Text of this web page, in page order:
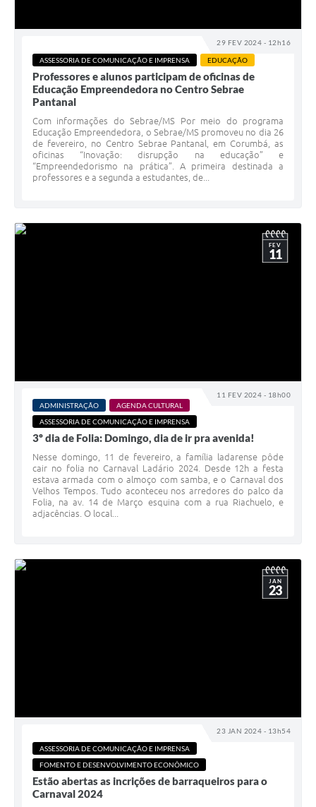
29 FEV 2024 - 12h16
ASSESSORIA DE COMUNICAÇÃO E IMPRENSA EDUCAÇÃO
Professores e alunos participam de oficinas de
Educação Empreendedora no Centro Sebrae
Pantanal
Com informações do Sebrae/MS Por meio do programa
Educação Empreendedora, o Sebrae/MS promoveu no dia 26
de fevereiro, no Centro Sebrae Pantanal, em Corumbá, as
oficinas “Inovação: disrupção na educação” e
“Empreendedorismo na prática”. A primeira destinada a
professores e a segunda a estudantes, de...
11 FEV 2024 - 18h00
FEV
11
ADMINISTRAÇÃO
AGENDA CULTURAL
ASSESSORIA DE COMUNICAÇÃO E IMPRENSA
3º dia de Folia: Domingo, dia de ir pra avenida!
Nesse domingo, 11 de fevereiro, a família ladarense pôde
cair no folia no Carnaval Ladário 2024. Desde 12h a festa
estava armada com o almoço com samba, e o Carnaval dos
Velhos Tempos. Tudo aconteceu nos arredores do palco da
Folia, na av. 14 de Março esquina com a rua Riachuelo, e
adjacências. O local...
23 JAN 2024 - 13h54
JAN
23
ASSESSORIA DE COMUNICAÇÃO E IMPRENSA
FOMENTO E DESENVOLVIMENTO ECONÔMICO
Estão abertas as incrições de barraqueiros para o
Carnaval 2024